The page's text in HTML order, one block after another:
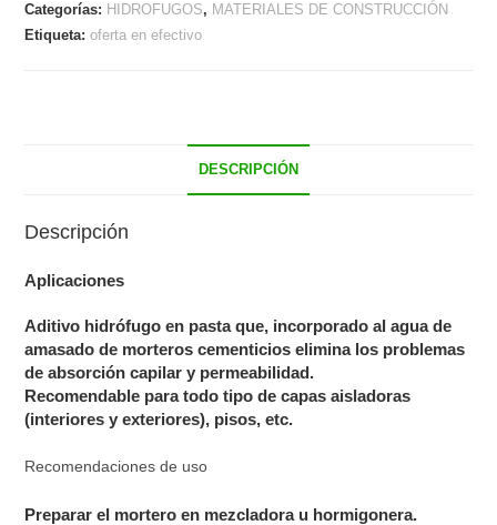
KG
Categorías: HIDROFUGOS, MATERIALES DE CONSTRUCCIÓN
Etiqueta:oferta en efectivo
DESCRIPCIÓN
Descripción
Aplicaciones
Aditivo hidrófugo en pasta que, incorporado al agua de
amasado de morteros cementicios elimina los problemas
de absorción capilar y permeabilidad.
Recomendable para todo tipo de capas aisladoras
(interiores y exteriores), pisos, etc.
Recomendaciones de uso
Preparar el mortero en mezcladora u hormigonera.